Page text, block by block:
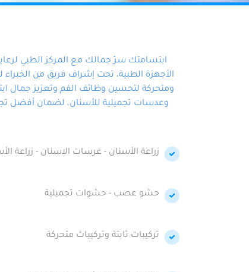
ابتسامتك سرّ جمالك مع المركز الطبي
الأجهزة الطبية، تحت إشراف فريق من الخبراء
ومتحركة لتحسين وظائف الفم وتعزيز جمال
وعدسات تجميلية للأسنان، لضمان أفضل
زراعة الأسنان - غرسات الاسنان - زراعة
حشو عصب - حشوات تجميلية
تركيبات ثابتة وتركيبات متحركة